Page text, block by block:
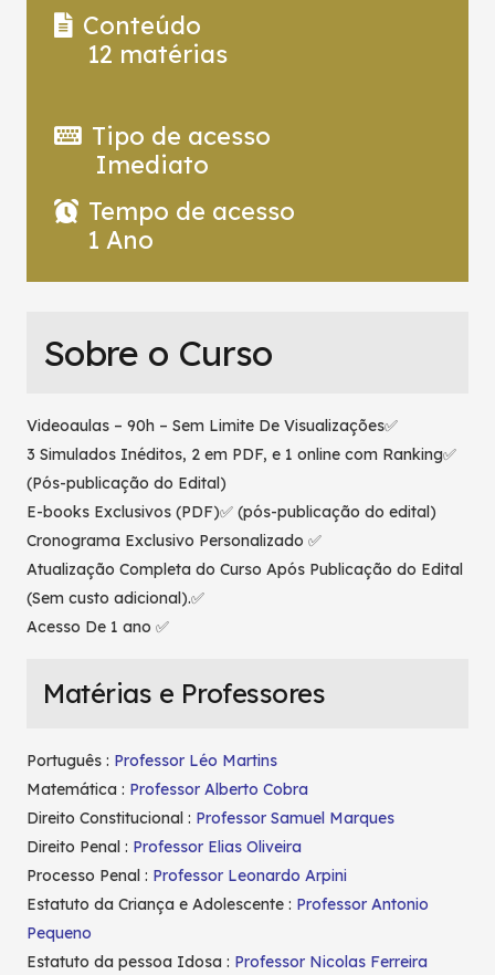
Conteúdo
12 matérias
Tipo de acesso
Imediato
Tempo de acesso
1 Ano
Sobre o Curso
Videoaulas – 90h – Sem Limite De Visualizações✅
3 Simulados Inéditos, 2 em PDF, e 1 online com Ranking✅
(Pós-publicação do Edital)
E-books Exclusivos (PDF)✅ (pós-publicação do edital)
Cronograma Exclusivo Personalizado ✅
Atualização Completa do Curso Após Publicação do Edital
(Sem custo adicional).✅
Acesso De 1 ano ✅
Matérias e Professores
Português : Professor Léo Martins
Matemática : Professor Alberto Cobra
Direito Constitucional : Professor Samuel Marques
Direito Penal : Professor Elias Oliveira
Processo Penal : Professor Leonardo Arpini
Estatuto da Criança e Adolescente : Professor Antonio
Pequeno
Estatuto da pessoa Idosa : Professor Nicolas Ferreira